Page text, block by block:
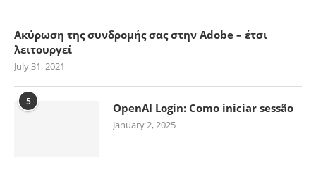
Ακύρωση της συνδρομής σας στην Adobe – έτσι
λειτουργεί
July 31, 2021
5 OpenAI Login: Como iniciar sessão
January 2, 2025